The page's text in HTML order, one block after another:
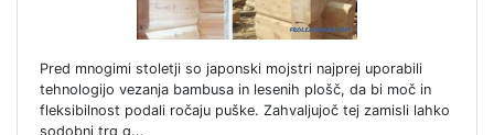
Pred mnogimi stoletji so japonski mojstri najprej uporabili
tehnologijo vezanja bambusa in lesenih plošč, da bi moč in
fleksibilnost podali ročaju puške. Zahvaljujoč tej zamisli lahko
sodobni trg g...